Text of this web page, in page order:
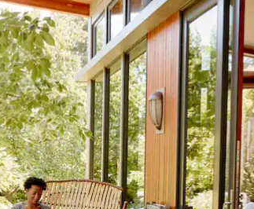
bas pour les parcourir ou en appuyant et en